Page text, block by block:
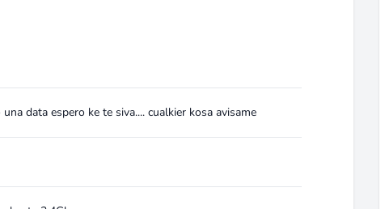
data espero ke te siva.... cualkier kosa avisame